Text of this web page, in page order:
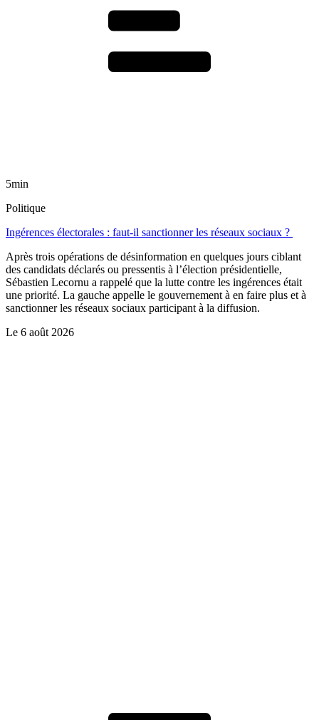
5min
Politique
Ingérences électorales : faut-il sanctionner les réseaux sociaux ?
Après trois opérations de désinformation en quelques jours ciblant
des candidats déclarés ou pressentis à l’élection présidentielle,
Sébastien Lecornu a rappelé que la lutte contre les ingérences était
une priorité. La gauche appelle le gouvernement à en faire plus et à
sanctionner les réseaux sociaux participant à la diffusion.
Le 6 août 2026